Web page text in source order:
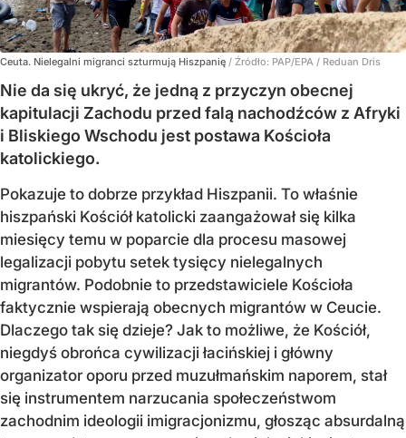
Ceuta. Nielegalni migranci szturmują Hiszpanię / Źródło: PAP/EPA / Reduan Dris
Nie da się ukryć, że jedną z przyczyn obecnej
kapitulacji Zachodu przed falą nachodźców z Afryki
i Bliskiego Wschodu jest postawa Kościoła
katolickiego.
Pokazuje to dobrze przykład Hiszpanii. To właśnie
hiszpański Kościół katolicki zaangażował się kilka
miesięcy temu w poparcie dla procesu masowej
legalizacji pobytu setek tysięcy nielegalnych
migrantów. Podobnie to przedstawiciele Kościoła
faktycznie wspierają obecnych migrantów w Ceucie.
Dlaczego tak się dzieje? Jak to możliwe, że Kościół,
niegdyś obrońca cywilizacji łacińskiej i główny
organizator oporu przed muzułmańskim naporem, stał
się instrumentem narzucania społeczeństwom
zachodnim ideologii imigracjonizmu, głosząc absurdalną